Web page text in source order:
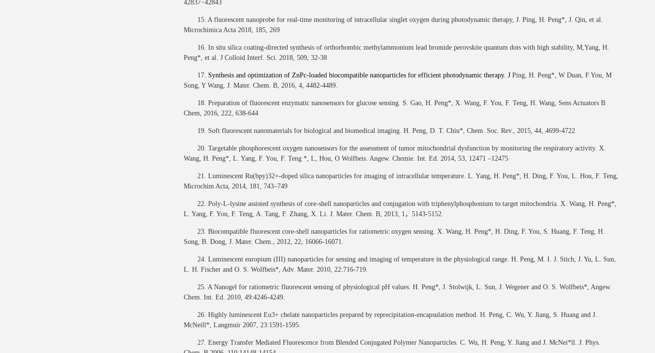
42837−42843
15. A fluorescent nanoprobe for real-time monitoring of intracellular singlet oxygen during photodynamic therapy, J. Ping, H. Peng*, J. Qin, et al.
Microchimica Acta 2018, 185, 269
16. In situ silica coating-directed synthesis of orthorhombic methylammonium lead bromide perovskite quantum dots with high stability, M,Yang, H.
Peng*, et al. J Colloid Interf. Sci. 2018, 509, 32-38
17. Synthesis and optimization of ZnPc-loaded biocompatible nanoparticles for efficient photodynamic therapy. J Ping, H. Peng*, W Duan, F You, M
Song, Y Wang, J. Mater. Chem. B, 2016, 4, 4482-4489.
18. Preparation of fluorescent enzymatic nanosensors for glucose sensing. S. Gao, H. Peng*, X. Wang, F. You, F. Teng, H. Wang, Sens Actuators B
Chem, 2016, 222, 638-644
19. Soft fluorescent nanomaterials for biological and biomedical imaging. H. Peng, D. T. Chiu*, Chem. Soc. Rev., 2015, 44, 4699-4722.
20. Targetable phosphorescent oxygen nanosensors for the assessment of tumor mitochondrial dysfunction by monitoring the respiratory activity. X.
Wang, H. Peng*, L. Yang, F. You, F. Teng *, L, Hou, O Wolfbeis. Angew. Chemie. Int. Ed. 2014, 53, 12471 –12475
21. Luminescent Ru(bpy)32+-doped silica nanoparticles for imaging of intracellular temperature. L. Yang, H. Peng*, H. Ding, F. You, L. Hou, F. Teng,
Microchim Acta, 2014, 181, 743–749
22. Poly-L-lysine assisted synthesis of core-shell nanoparticles and conjugation with triphenylphosphonium to target mitochondria. X. Wang, H. Peng*,
L. Yang, F. You, F. Teng, A. Tang, F. Zhang, X. Li. J. Mater. Chem. B, 2013, 1，5143-5152.
23. Biocompatible fluorescent core-shell nanoparticles for ratiometric oxygen sensing. X. Wang, H. Peng*, H. Ding, F. You, S. Huang, F. Teng, H.
Song, B. Dong, J. Mater. Chem., 2012, 22, 16066-16071.
24. Luminescent europium (III) nanoparticles for sensing and imaging of temperature in the physiological range. H. Peng, M. I. J. Stich, J. Yu, L. Sun,
L. H. Fischer and O. S. Wolfbeis*, Adv. Mater. 2010, 22:716-719.
25. A Nanogel for ratiometric fluorescent sensing of physiological pH values. H. Peng*, J. Stolwijk, L. Sun, J. Wegener and O. S. Wolfbeis*, Angew.
Chem. Int. Ed. 2010, 49:4246-4249.
26. Highly luminescent Eu3+ chelate nanoparticles prepared by reprecipitation-encapsulation method. H. Peng, C. Wu, Y. Jiang, S. Huang and J.
McNeill*, Langmuir 2007, 23:1591-1595.
27. Energy Transfer Mediated Fluorescence from Blended Conjugated Polymer Nanoparticles. C. Wu, H. Peng, Y. Jiang and J. McNei*ll. J. Phys.